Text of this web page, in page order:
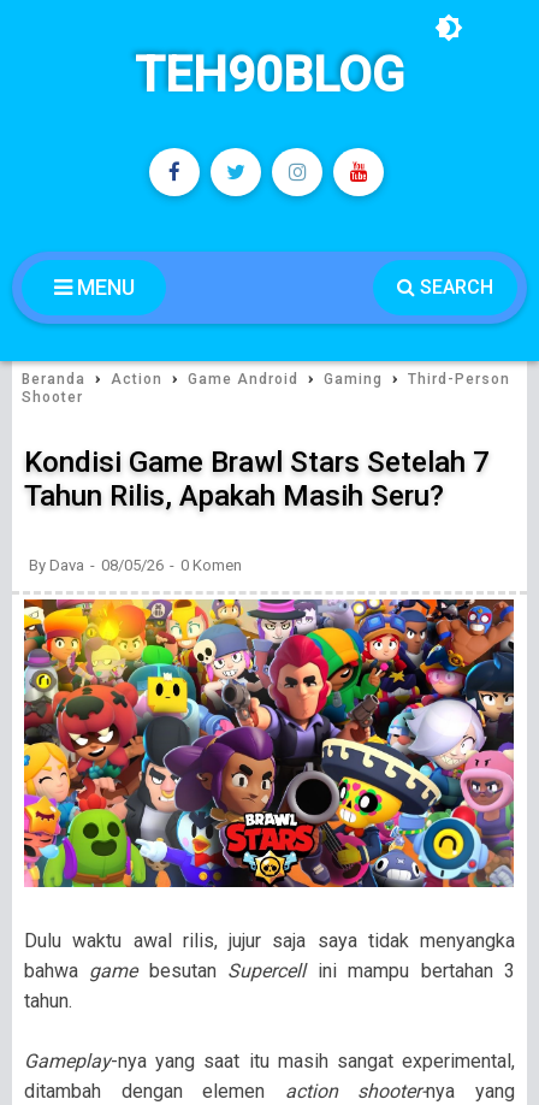
TEH90BLOG
SEARCH
MENU
Beranda › Action › Game Android › Gaming › Third-Person
Shooter
Kondisi Game Brawl Stars Setelah 7
Tahun Rilis, Apakah Masih Seru?
By Dava 08/05/26 0 Komen
Dulu waktu awal rilis, jujur saja saya tidak menyangka
bahwa gamebesutan Supercell ini mampu bertahan 3
tahun.
Gameplay-nya yang saat itu masih sangat experimental,
ditambah dengan elemen action shooter-nya yang